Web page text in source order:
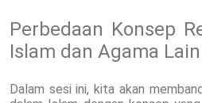
Perbedaan Konsep
Islam dan Agama Lain
Dalam sesi ini, kita akan